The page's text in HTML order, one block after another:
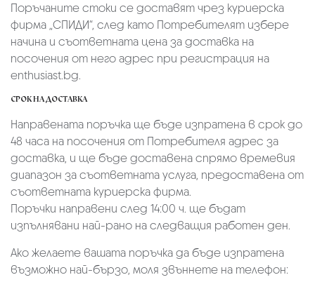
Поръчаните стоки се доставят чрез куриерскa
фирмa „СПИДИ“, след като Потребителят избере
начина и съответната цена за доставка на
посочения от него адрес при регистрация на
enthusiast.bg.
СРОК НА ДОСТАВКА
Направената поръчка ще бъде изпратена в срок до
48 часа на посочения от Потребителя адрес за
доставка, и ще бъде доставена спрямо времевия
диапазон за съответната услуга, предоставена от
съответната куриерска фирма.
Поръчки направени след 14:00 ч. ще бъдат
изпълнявани най-рано на следващия работен ден.
Ако желаете вашата поръчка да бъде изпратена
възможно най-бързо, моля звъннете на телефон: